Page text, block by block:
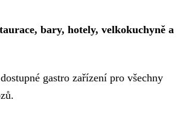
bary, hotely, velkokuchyně a
gastro zařízení pro všechny